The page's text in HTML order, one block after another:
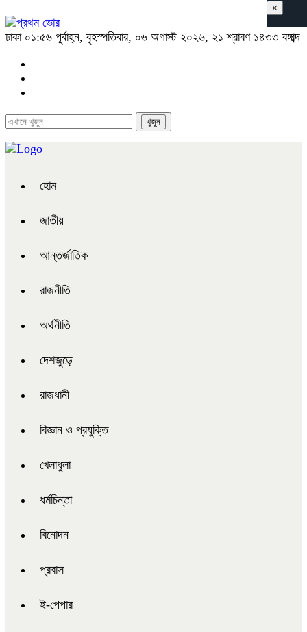
ঢাকা ০১:৫৬ পূর্বাহ্ন, বৃহস্পতিবার, ০৬ অগাস্ট ২০২৬, ২১ শ্রাবণ ১৪৩৩ বঙ্গাব্দ
হোম
জাতীয়
আন্তর্জাতিক
রাজনীতি
অর্থনীতি
দেশজুড়ে
রাজধানী
বিজ্ঞান ও প্রযুক্তি
খেলাধুলা
ধর্মচিন্তা
বিনোদন
প্রবাস
ই-পেপার
×